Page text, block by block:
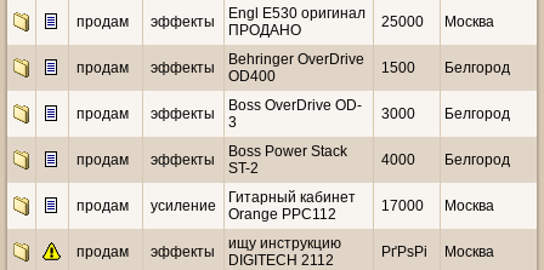
продам эффекты
Engl E530 оригинал
ПРОДАНО
25000 Москва
продам эффекты
Behringer OverDrive
OD400
1500 Белгород
продам эффекты
Boss OverDrive OD-
3
3000 Белгород
продам эффекты
Boss Power Stack
ST-2
4000 Белгород
продам усиление
Гитарный кабинет
Orange PPC112
17000 Москва
продам эффекты
ищу инструкцию
DIGITECH 2112
РґРѕРі Москва